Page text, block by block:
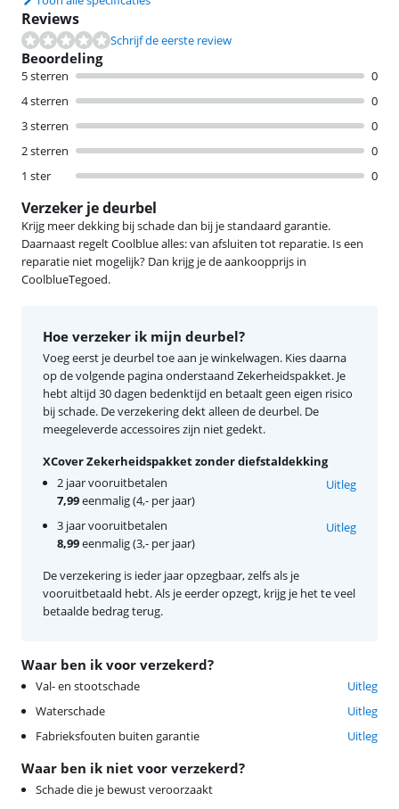
Reviews
Schrijf de eerste review
Beoordeling
5 sterren
0
4 sterren
0
3 sterren
0
2 sterren
0
1 ster
0
Verzeker je deurbel
Krijg meer dekking bij schade dan bij je standaard garantie.
Daarnaast regelt Coolblue alles: van afsluiten tot reparatie. Is een
reparatie niet mogelijk? Dan krijg je de aankoopprijs in
CoolblueTegoed.
Waar ben ik voor verzekerd?
Val- en stootschade
Uitleg
Waterschade
Uitleg
Fabrieksfouten buiten garantie
Uitleg
Waar ben ik niet voor verzekerd?
Schade die je bewust veroorzaakt
Hoe verzeker ik mijn deurbel?
Voeg eerst je deurbel toe aan je winkelwagen. Kies daarna
op de volgende pagina onderstaand Zekerheidspakket. Je
hebt altijd 30 dagen bedenktijd en betaalt geen eigen risico
bij schade. De verzekering dekt alleen de deurbel. De
meegeleverde accessoires zijn niet gedekt.
XCover Zekerheidspakket zonder diefstaldekking
2 jaar vooruitbetalen
7,99eenmalig (4,- per jaar)
Uitleg
3 jaar vooruitbetalen
8,99eenmalig (3,- per jaar)
Uitleg
De verzekering is ieder jaar opzegbaar, zelfs als je
vooruitbetaald hebt. Als je eerder opzegt, krijg je het te veel
betaalde bedrag terug.